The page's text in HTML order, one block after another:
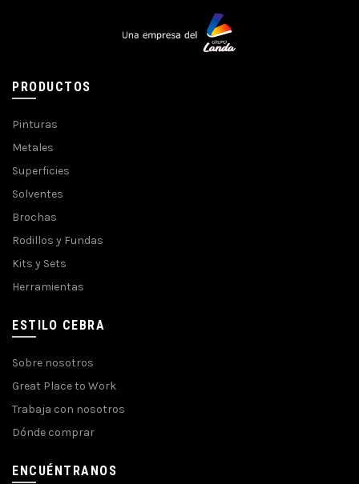
PRODUCTOS
Pinturas
Metales
Superficies
Solventes
Brochas
Rodillos y Fundas
Kits y Sets
Herramientas
ESTILO CEBRA
Sobre nosotros
Great Place to Work
Trabaja con nosotros
Dónde comprar
ENCUÉNTRANOS